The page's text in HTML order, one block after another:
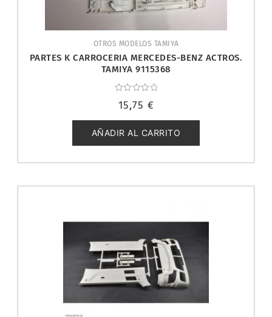
OTROS MODELOS TAMIYA
PARTES K CARROCERIA MERCEDES-BENZ ACTROS.
TAMIYA 9115368
con
de
5
15,75 €
AÑADIR AL CARRITO